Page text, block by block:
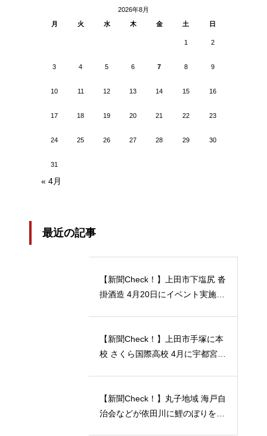
2026年8月
月
火 水 木 金 土 日
1 2
3 4 5 6 7 8 9
10 11 12 13 14 15 16
17 18 19 20 21 22 23
24 25 26 27 28 29 30
31
« 4月
最近の記事
【新聞Check！】上田市下塩尻 沓
掛酒造 4月20日にイベント実施 5
【新聞Check！】上田市手塚に本
校 さくら国際高校 4月に宇都宮動
【新聞Check！】丸子地域 海戸自
治会などが依田川に鯉のぼりを掲